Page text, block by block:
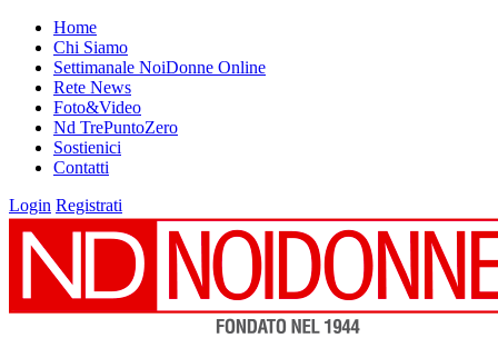
Home
Chi Siamo
Settimanale NoiDonne Online
Rete News
Foto&Video
Nd TrePuntoZero
Sostienici
Contatti
Login Registrati